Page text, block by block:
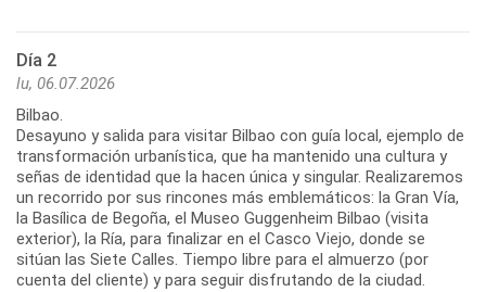
Día 2
lu, 06.07.2026
Bilbao.
Desayuno y salida para visitar Bilbao con guía local, ejemplo de
transformación urbanística, que ha mantenido una cultura y
señas de identidad que la hacen única y singular. Realizaremos
un recorrido por sus rincones más emblemáticos: la Gran Vía,
la Basílica de Begoña, el Museo Guggenheim Bilbao (visita
exterior), la Ría, para finalizar en el Casco Viejo, donde se
sitúan las Siete Calles. Tiempo libre para el almuerzo (por
cuenta del cliente) y para seguir disfrutando de la ciudad.